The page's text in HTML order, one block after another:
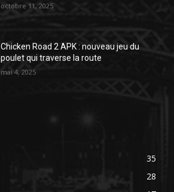
octobre 11, 2025
Chicken Road 2 APK : nouveau jeu du
poulet qui traverse la route
mai 4, 2025
35
28